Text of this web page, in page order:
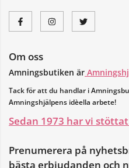
Om oss
Amningsbutiken är
Tack för att du handlar i
Amningshjälpens idèella arbete!
Sedan 1973 har vi
Prenumerera på
bästa erbjudanden och